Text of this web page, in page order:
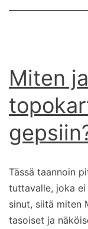
Miten
Tässä taannoin
tuttavalle, joka
sinut, siitä miten
tasoiset ja